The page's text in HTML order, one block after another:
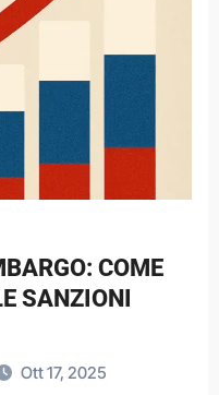
SANZIONI
Ott 17, 2025